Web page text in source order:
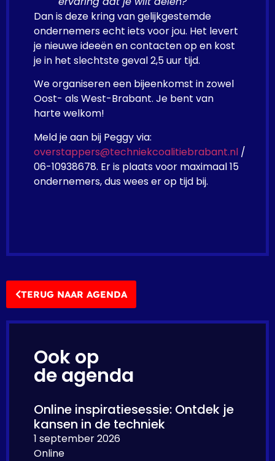
Dan is deze kring van gelijkgestemde
ondernemers echt iets voor jou. Het levert
je nieuwe ideeën en contacten op en kost
je in het slechtste geval 2,5 uur tijd.
We organiseren een bijeenkomst in zowel
Oost- als West-Brabant. Je bent van
harte welkom!
Meld je aan bij Peggy via:
overstappers@techniekcoalitiebrabant.nl /
06-10938678. Er is plaats voor maximaal 15
ondernemers, dus wees er op tijd bij.
TERUG NAAR AGENDA
Ook op
de agenda
Online inspiratiesessie: Ontdek je
kansen in de techniek
1 september 2026
Online